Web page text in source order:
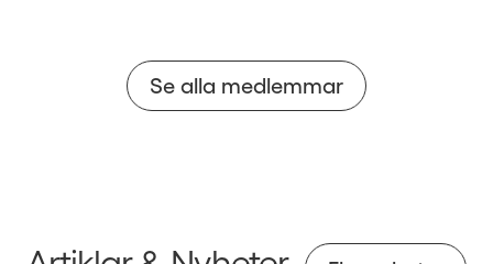
Se alla medlemmar